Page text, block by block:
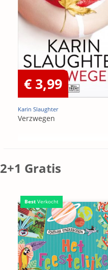
€ 3,99
Karin Slaughter
Verzwegen
2+1 Gratis
Best Verkocht